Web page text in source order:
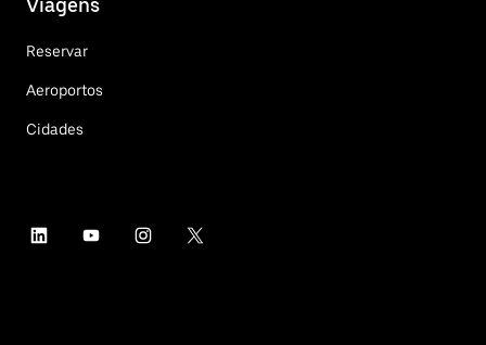
Viagens
Reservar
Aeroportos
Cidades